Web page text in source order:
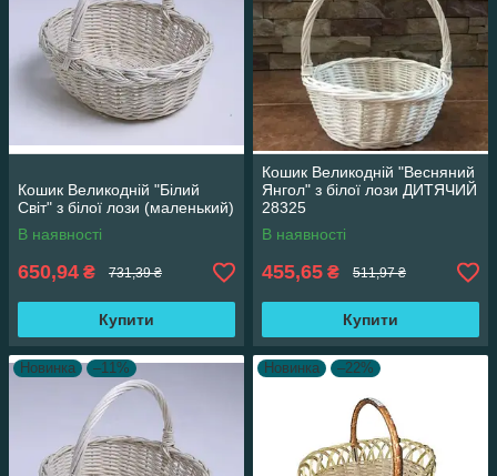
Кошик Великодній "Білий
Світ" з білої лози (маленький)
В наявності
650,94 ₴ 731,39 ₴
Купити
Кошик Великодній "Весняний
Янгол" з білої лози ДИТЯЧИЙ
28325
В наявності
455,65 ₴ 511,97 ₴
Купити
Новинка –11% Новинка –22%